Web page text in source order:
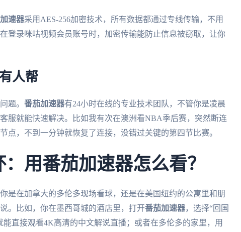
速器采用AES-256加密技术，所有数据都通过专线传输，不用
登录咪咕视频会员账号时，加密传输能防止信息被窃取，让你
人帮
题。 番茄加速器有24小时在线的专业技术团队，不管你是凌晨
服就能快速解决。比如我有次在澳洲看NBA季后赛，突然断连
点，不到一分钟就恢复了连接，没错过关键的第四节比赛。
用番茄加速器怎么看？
是在加拿大的多伦多现场看球，还是在美国纽约的公寓里和朋
。比如，你在墨西哥城的酒店里，打开番茄加速器，选择“回国
直接观看4K高清的中文解说直播；或者在多伦多的家里，用